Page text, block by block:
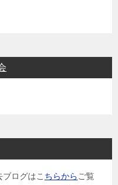
ログはこ ちらから ご覧